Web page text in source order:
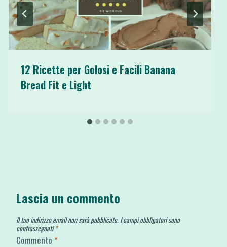
12 Ricette per Golosi e Facili Banana
Bread Fit e Light
Lascia un commento
Il tuo indirizzo email non sarà pubblicato. I campi obbligatori sono
contrassegnati *
Commento *